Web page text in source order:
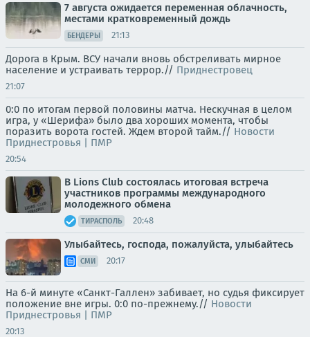
7 августа ожидается переменная облачность,
местами кратковременный дождь
БЕНДЕРЫ 21:13
Дорога в Крым. ВСУ начали вновь обстреливать мирное
население и устраивать террор.// Приднестровец
21:07
0:0 по итогам первой половины матча. Нескучная в целом
игра, у «Шерифа» было два хороших момента, чтобы
поразить ворота гостей. Ждем второй тайм.// Новости
Приднестровья | ПМР
20:54
В Lions Club состоялась итоговая встреча
участников программы международного
молодежного обмена
ТИРАСПОЛЬ 20:48
Улыбайтесь, господа, пожалуйста, улыбайтесь
СМИ 20:17
На 6-й минуте «Санкт-Галлен» забивает, но судья фиксирует
положение вне игры. 0:0 по-прежнему.// Новости
Приднестровья | ПМР
20:13